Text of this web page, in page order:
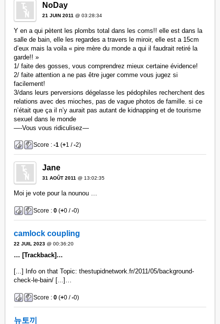
NoDay
21 JUIN 2011 @ 03:28:34
Y en a qui pètent les plombs total dans les coms!! elle est dans la
salle de bain, elle les regardes a travers le miroir, elle est a 15cm
d’eux mais la voila « pire mère du monde a qui il faudrait retiré la
garde!! »
1/ faite des gosses, vous comprendrez mieux certaine évidence!
2/ faite attention a ne pas être juger comme vous jugez si
facilement!
3/dans leurs perversions dégelasse les pédophiles recherchent des
relations avec des mioches, pas de vague photos de famille. si ce
n’était que ça il n’y aurait pas autant de kidnapping et de tourisme
sexuel dans le monde
—-Vous vous ridiculisez—
Score :-1 (+1 /-2)
Jane
31 AOÛT 2011 @ 13:02:35
Moi je vote pour la nounou …
Score :0 (+0 /-0)
camlock coupling
22 JUIL 2023 @ 00:36:20
… [Trackback]…
[...] Info on that Topic: thestupidnetwork.fr/2011/05/background-
check-le-bain/ [...]…
Score :0 (+0 /-0)
뉴토끼